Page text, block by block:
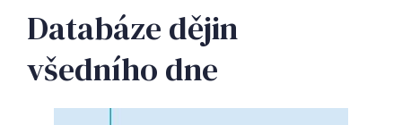
Databáze dějin
všedního dne